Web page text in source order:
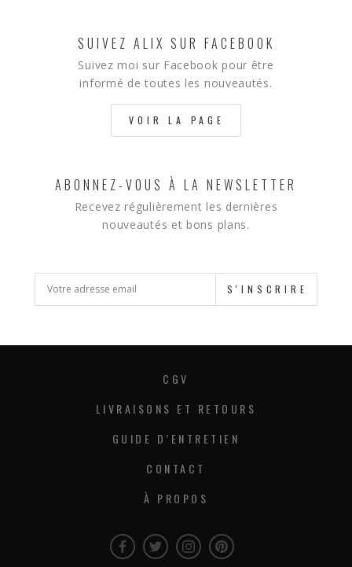
SUIVEZ ALIX SUR FACEBOOK
Suivez moi sur Facebook pour être
informé de toutes les nouveautés.
VOIR LA PAGE
ABONNEZ-VOUS À LA NEWSLETTER
Recevez régulièrement les dernières
nouveautés et bons plans.
S'INSCRIRE
CGV
LIVRAISONS ET RETOURS
GUIDE D’ENTRETIEN
CONTACT
À PROPOS
FacebookTwitterInstagramInstagram